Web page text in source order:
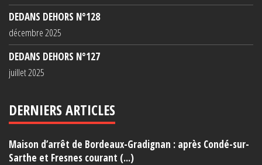
DEDANS DEHORS N°128
décembre 2025
DEDANS DEHORS N°127
juillet 2025
DERNIERS ARTICLES
Maison d’arrêt de Bordeaux-Gradignan : après Condé-sur-
Sarthe et Fresnes courant (...)